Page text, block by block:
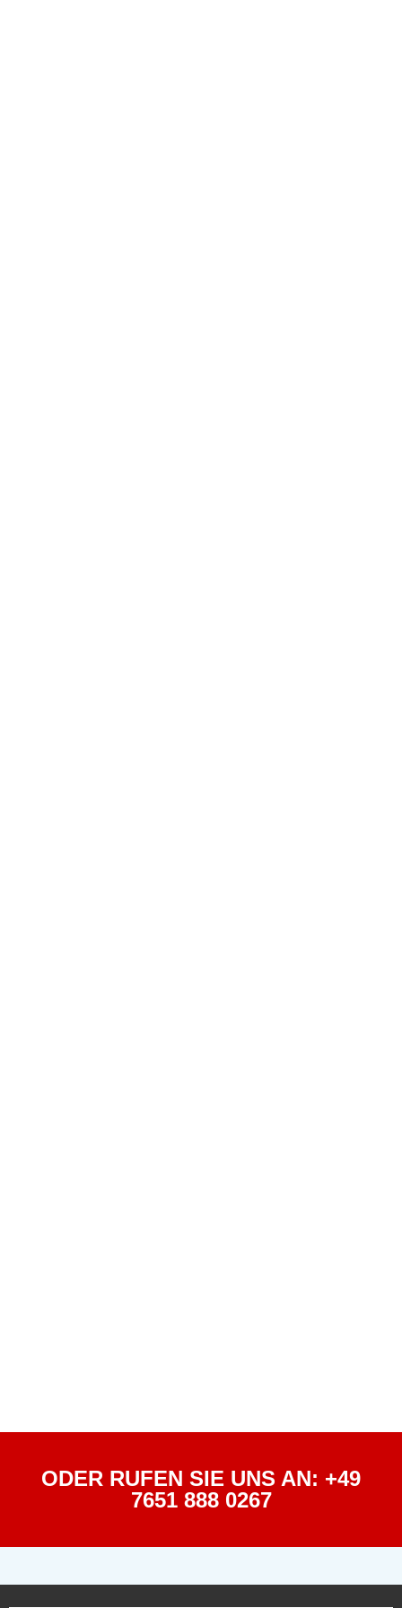
ODER RUFEN SIE UNS AN: +49
7651 888 0267